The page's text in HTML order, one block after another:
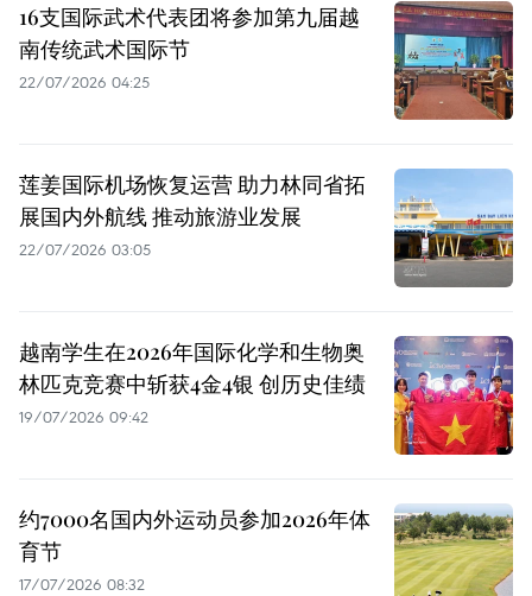
16支国际武术代表团将参加第九届越
南传统武术国际节
22/07/2026 04:25
莲姜国际机场恢复运营 助力林同省拓
展国内外航线 推动旅游业发展
22/07/2026 03:05
越南学生在2026年国际化学和生物奥
林匹克竞赛中斩获4金4银 创历史佳绩
19/07/2026 09:42
约7000名国内外运动员参加2026年体
育节
17/07/2026 08:32